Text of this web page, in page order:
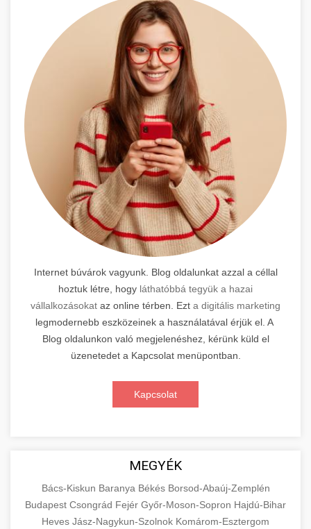
Internet búvárok vagyunk. Blog oldalunkat azzal a céllal
hoztuk létre, hogy láthatóbbá tegyük a hazai
vállalkozásokat az online térben. Ezt a digitális marketing
legmodernebb eszközeinek a használatával érjük el. A
Blog oldalunkon való megjelenéshez, kérünk küld el
üzenetedet a Kapcsolat menüpontban.
Kapcsolat
MEGYÉK
Bács-Kiskun Baranya Békés Borsod-Abaúj-Zemplén
Budapest Csongrád Fejér Győr-Moson-Sopron Hajdú-Bihar
Heves Jász-Nagykun-Szolnok Komárom-Esztergom